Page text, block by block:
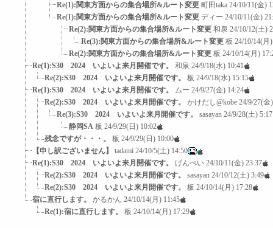
Re(1):関東方面からの集合場所&ルート変更 町田taka 24/10/11(金)
Re(1):関東方面からの集合場所&ルート変更 ディー 24/10/11(金)
Re(2):関東方面からの集合場所&ルート変更 和泉 24/10/12(土)
Re(3):関東方面からの集合場所&ルート変更 板 24/10/14(月
Re(2):関東方面からの集合場所&ルート変更 板 24/10/14(月)
Re(1):S30 2024 いよいよ来月開催です。
和泉 24/9/18(水) 10:41
Re(2):S30 2024 いよいよ来月開催です。
板 24/9/18(水) 15:15
Re(1):S30 2024 いよいよ来月開催です。
ムー 24/9/27(金) 14:24
Re(2):S30 2024 いよいよ来月開催です。
かけだし@kobe 24/9/27(金
Re(3):S30 2024 いよいよ来月開催です。
sasayan 24/9/28(土) 5:17
静岡SA 板 24/9/29(日) 10:02
残念ですが・・・。
板 24/9/29(日) 10:00
【申し訳ございません】
tadami 24/10/5(土) 14:50
Re(1):S30 2024 いよいよ来月開催です。
げんぺい 24/10/11(金) 23:37
Re(2):S30 2024 いよいよ来月開催です。
sasayan 24/10/12(土) 3:49
Re(2):S30 2024 いよいよ来月開催です。
板 24/10/14(月) 17:28
宿に直行します。
かるかん 24/10/14(月) 11:45
Re(1):宿に直行します。
板 24/10/14(月) 17:29